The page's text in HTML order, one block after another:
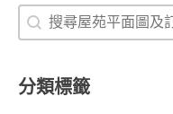
搜尋你屋苑的套餐
搜尋你屋苑的套
分類標籤